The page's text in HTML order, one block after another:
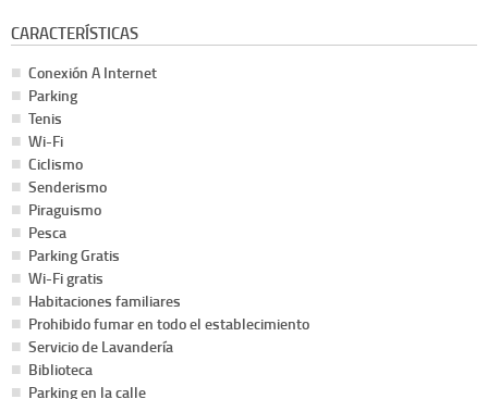
CARACTERÍSTICAS
Conexión A Internet
Parking
Tenis
Wi-Fi
Ciclismo
Senderismo
Piraguismo
Pesca
Parking Gratis
Wi-Fi gratis
Habitaciones familiares
Prohibido fumar en todo el establecimiento
Servicio de Lavandería
Biblioteca
Parking en la calle